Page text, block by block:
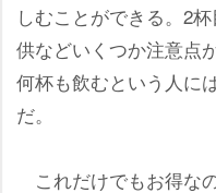
しむことができる。2
供などいくつか注意点
何杯も飲むという人に
だ。
これだけでもお得な